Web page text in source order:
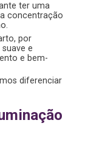
ter uma
concentração
por
e
e bem-
diferenciar